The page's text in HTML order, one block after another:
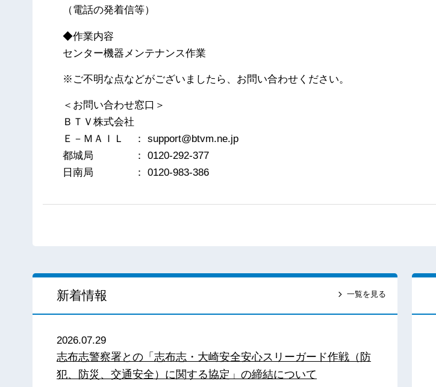
（電話の発着信等）
◆作業内容
センター機器メンテナンス作業
※ご不明な点などがございましたら、お問い合わせください。
＜お問い合わせ窓口＞
ＢＴＶ株式会社
Ｅ－ＭＡＩＬ ： support@btvm.ne.jp
都城局 ： 0120-292-377
日南局 ： 0120-983-386
新着情報 一覧を見る
2026.07.29
志布志警察署との「志布志・大崎安全安心スリーガード作戦（防
犯、防災、交通安全）に関する協定」の締結について